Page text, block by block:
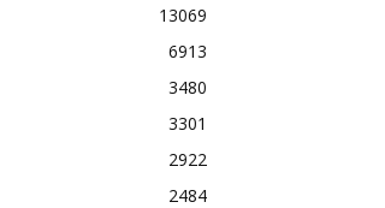
13069
6913
3480
3301
2922
2484